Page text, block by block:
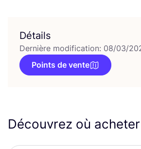
Détails
Dernière modification: 08/03/
Points de vente
Découvrez où